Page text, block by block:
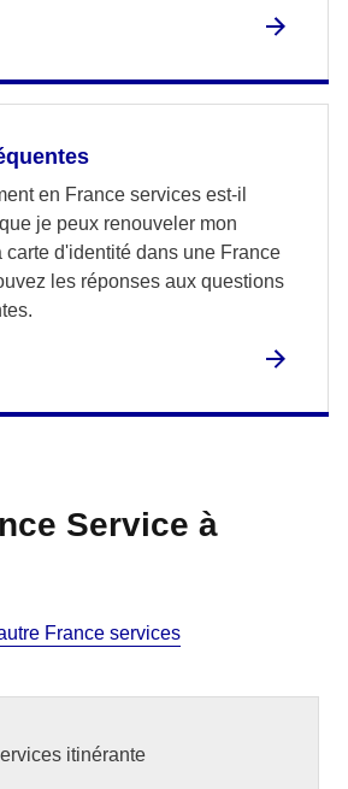
en France services est-il
je peux renouveler mon
carte d'identité dans une France
les réponses aux questions
Service à
France services
itinérante